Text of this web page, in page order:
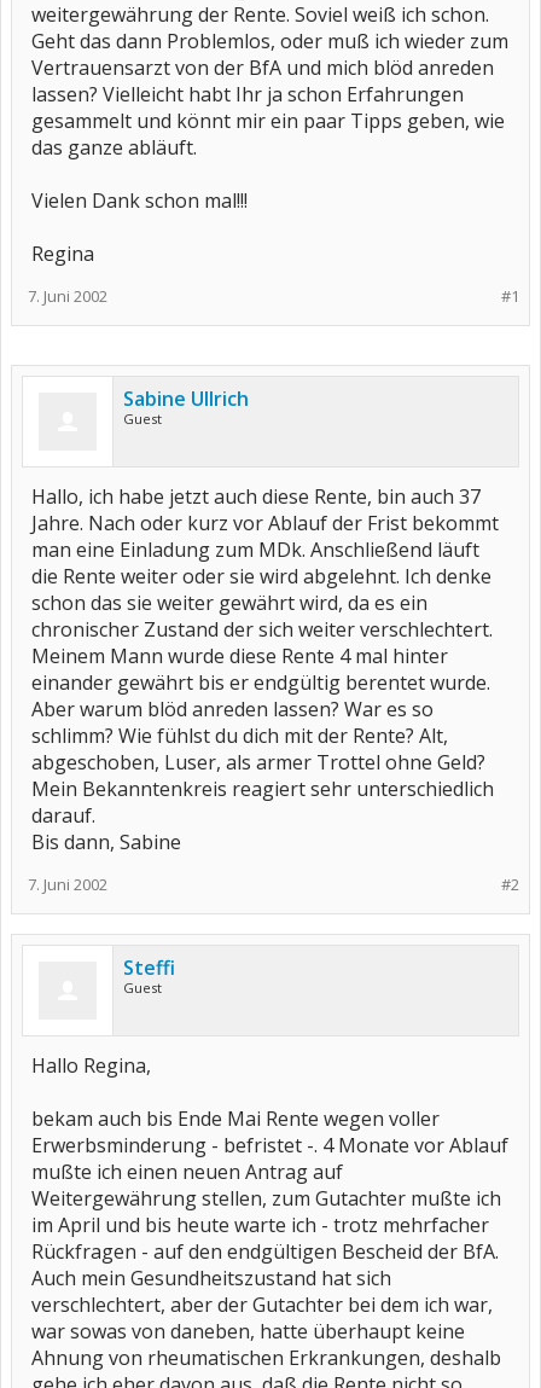
weitergewährung der Rente. Soviel weiß ich schon.
Geht das dann Problemlos, oder muß ich wieder zum
Vertrauensarzt von der BfA und mich blöd anreden
lassen? Vielleicht habt Ihr ja schon Erfahrungen
gesammelt und könnt mir ein paar Tipps geben, wie
das ganze abläuft.
Vielen Dank schon mal!!!
Regina
#1
7. Juni 2002
Sabine Ullrich
Guest
Hallo, ich habe jetzt auch diese Rente, bin auch 37
Jahre. Nach oder kurz vor Ablauf der Frist bekommt
man eine Einladung zum MDk. Anschließend läuft
die Rente weiter oder sie wird abgelehnt. Ich denke
schon das sie weiter gewährt wird, da es ein
chronischer Zustand der sich weiter verschlechtert.
Meinem Mann wurde diese Rente 4 mal hinter
einander gewährt bis er endgültig berentet wurde.
Aber warum blöd anreden lassen? War es so
schlimm? Wie fühlst du dich mit der Rente? Alt,
abgeschoben, Luser, als armer Trottel ohne Geld?
Mein Bekanntenkreis reagiert sehr unterschiedlich
darauf.
Bis dann, Sabine
#2
7. Juni 2002
Steffi
Guest
Hallo Regina,
bekam auch bis Ende Mai Rente wegen voller
Erwerbsminderung - befristet -. 4 Monate vor Ablauf
mußte ich einen neuen Antrag auf
Weitergewährung stellen, zum Gutachter mußte ich
im April und bis heute warte ich - trotz mehrfacher
Rückfragen - auf den endgültigen Bescheid der BfA.
Auch mein Gesundheitszustand hat sich
verschlechtert, aber der Gutachter bei dem ich war,
war sowas von daneben, hatte überhaupt keine
Ahnung von rheumatischen Erkrankungen, deshalb